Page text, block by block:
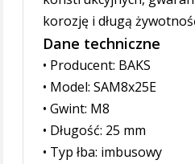
korozję i długą
Dane techniczne
• Producent: BAKS
• Model: SAM8x25E
• Gwint: M8
• Długość: 25 mm
• Typ łba: imbusowy